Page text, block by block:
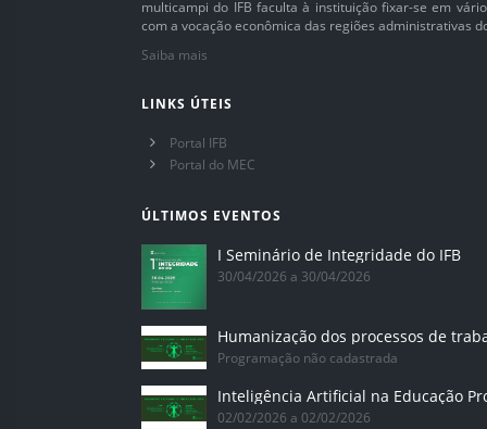
multicampi do IFB faculta à instituição fixar-se em
com a vocação econômica das regiões administrativas
Saiba mais
LINKS ÚTEIS
Portal IFB
Portal do MEC
ÚLTIMOS EVENTOS
I Seminário de Integridade do IFB
30/04/2026 a 30/04/2026
Humanização dos processos de
Programação não cadastrada
02/02/2026 a 02/02/2026